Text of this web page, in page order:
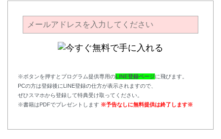
※ボタンを押すとプログラム提供専用のLINE登録ページに飛びます。
PCの方は登録後にLINE登録の仕方が表示されますので、
ぜひスマホから登録して特典受け取ってください。
※書籍はPDFでプレゼントします ※予告なしに無料提供は終了します※